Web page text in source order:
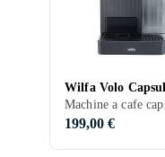
Wilfa Volo
199,00 €